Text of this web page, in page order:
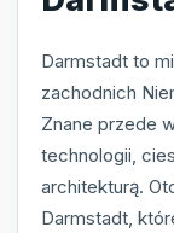
Darmstadt to
zachodnich
Znane przede
technologii,
architekturą.
Darmstadt,